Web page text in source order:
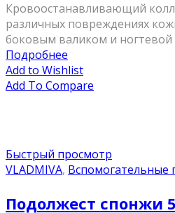
Кровоостанавливающий
различных повреждениях
боковым валиком и ногтевой
Подробнее
Add to Wishlist
Add To Compare
Быстрый просмотр
VLADMIVA, Вспомогательные
Подолжест спонжи